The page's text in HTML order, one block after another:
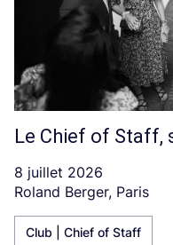
Le Chief of Staff,
8 juillet 2026
Roland Berger, Paris
Club | Chief of Staff